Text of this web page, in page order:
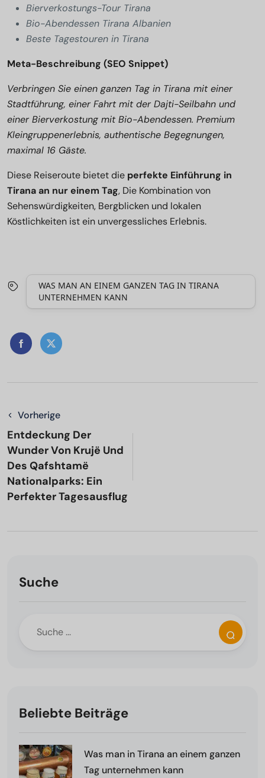
Bierverkostungs-Tour Tirana
Bio-Abendessen Tirana Albanien
Beste Tagestouren in Tirana
Meta-Beschreibung (SEO Snippet)
Verbringen Sie einen ganzen Tag in Tirana mit einer
Stadtführung, einer Fahrt mit der Dajti-Seilbahn und
einer Bierverkostung mit Bio-Abendessen. Premium
Kleingruppenerlebnis, authentische Begegnungen,
maximal 16 Gäste.
Diese Reiseroute bietet die perfekte Einführung in
Tirana an nur einem Tag, Die Kombination von
Sehenswürdigkeiten, Bergblicken und lokalen
Köstlichkeiten ist ein unvergessliches Erlebnis.
WAS MAN AN EINEM GANZEN TAG IN TIRANA
UNTERNEHMEN KANN
Vorherige
Entdeckung Der
Wunder Von Krujë Und
Des Qafshtamë
Nationalparks: Ein
Perfekter Tagesausflug
Suche
Beliebte Beiträge
Was man in Tirana an einem ganzen
Tag unternehmen kann